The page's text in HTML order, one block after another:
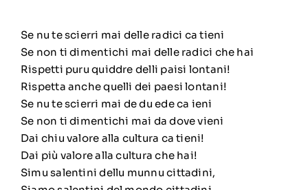
Se nu te scierri mai delle radici ca tieni
Se non ti dimentichi mai delle radici che hai
Rispetti puru quiddre delli paisi lontani!
Rispetta anche quelli dei paesi lontani!
Se nu te scierri mai de du ede ca ieni
Se non ti dimentichi mai da dove vieni
Dai chiu valore alla cultura ca tieni!
Dai più valore alla cultura che hai!
Simu salentini dellu munnu cittadini,